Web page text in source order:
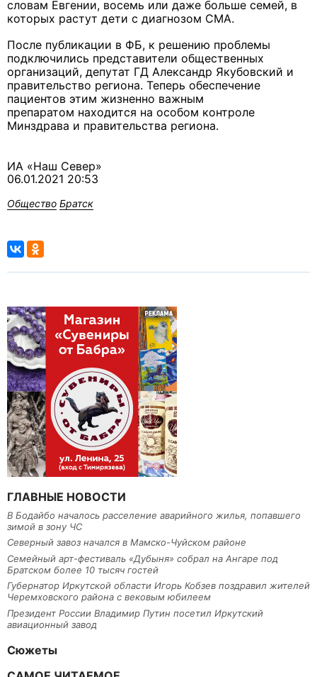
словам Евгении, восемь или даже больше семей, в
которых растут дети с диагнозом СМА.
После публикации в ФБ, к решению проблемы
подключились представители общественных
организаций, депутат ГД Александр Якубовский и
правительство региона. Теперь обеспечение
пациентов этим жизненно важным
препаратом находится на особом контроле
Минздрава и правительства региона.
ИА «Наш Север»
06.01.2021 20:53
Общество Братск
ГЛАВНЫЕ НОВОСТИ
В Бодайбо началось расселение аварийного жилья, попавшего
зимой в зону ЧС
Северный завоз начался в Мамско-Чуйском районе
Семейный арт-фестиваль «Дубыня» собрал на Ангаре под
Братском более 10 тысяч гостей
Губернатор Иркутской области Игорь Кобзев поздравил жителей
Черемховского района с вековым юбилеем
Президент России Владимир Путин посетил Иркутский
авиационный завод
Сюжеты